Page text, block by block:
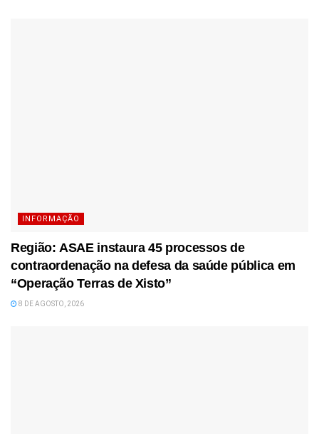
INFORMAÇÃO
Região: ASAE instaura 45 processos de
contraordenação na defesa da saúde pública em
“Operação Terras de Xisto”
8 DE AGOSTO, 2026